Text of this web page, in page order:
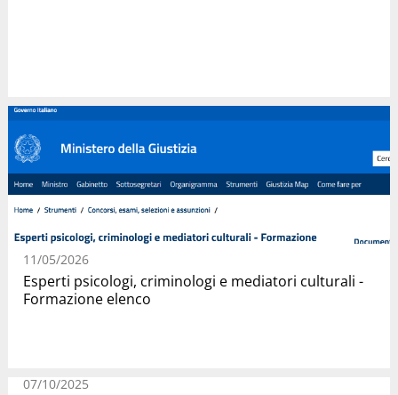
11/05/2026
Esperti psicologi, criminologi e mediatori culturali -
Formazione elenco
07/10/2025